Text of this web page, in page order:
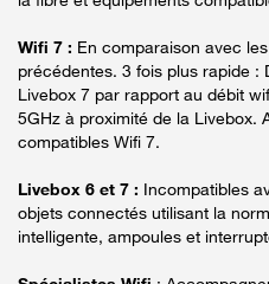
Wifi 7 : En comparaison avec
précédentes. 3 fois plus rapide :
Livebox 7 par rapport au débit
5GHz à proximité de la Livebox.
compatibles Wifi 7.
Livebox 6 et 7 : Incompatibles
objets connectés utilisant la
intelligente, ampoules et